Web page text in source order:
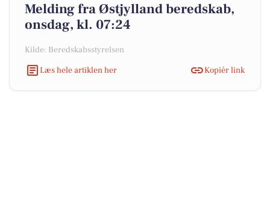
Melding fra Østjylland beredskab,
onsdag, kl. 07:24
Kilde: Beredskabsstyrelsen
Læs hele artiklen her
Kopiér link